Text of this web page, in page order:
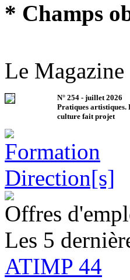
* Champs
Le Magazine
N° 254 - juillet 2026
Pratiques artistiques.
culture fait projet
Offres
Les 5
ATIMP 44